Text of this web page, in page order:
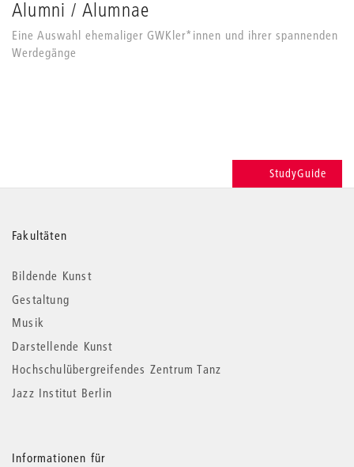
Alumni / Alumnae
Eine Auswahl ehemaliger GWKler*innen und ihrer spannenden
Werdegänge
StudyGuide
Weitere
Informationen
Fakultäten
Bildende Kunst
Gestaltung
Musik
Darstellende Kunst
Hochschulübergreifendes Zentrum Tanz
Jazz Institut Berlin
Informationen für